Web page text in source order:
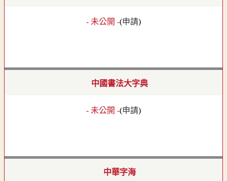
- 未公開 -(申請)
中國書法大字典
- 未公開 -(申請)
中華字海